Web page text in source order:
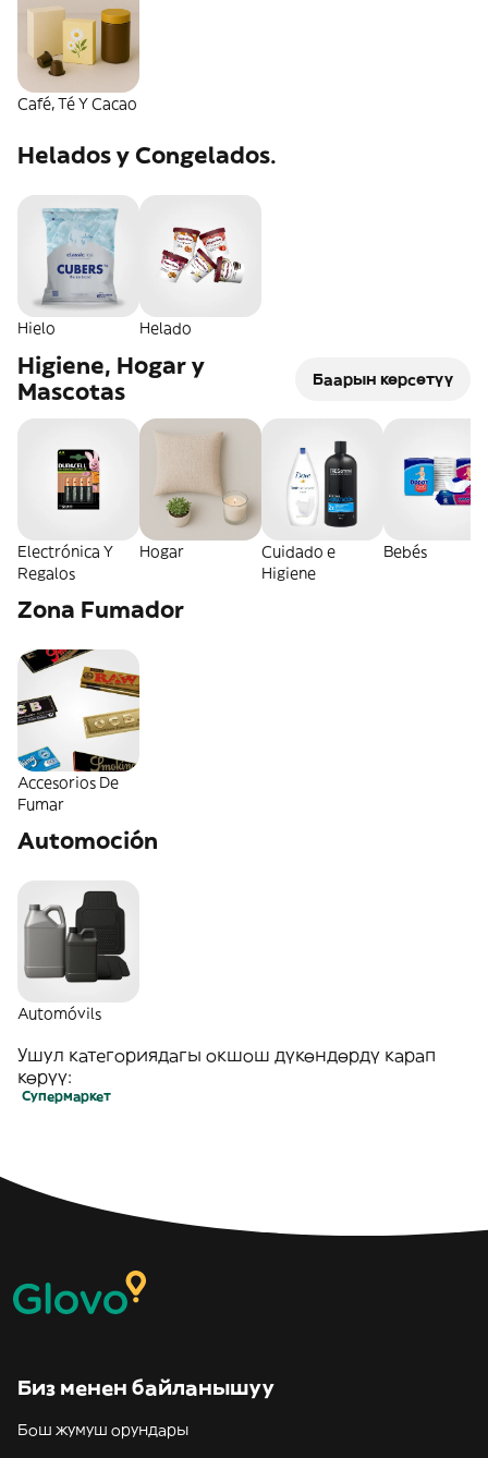
Café, Té Y Cacao
Helados y Congelados.
Hielo Helado
Higiene, Hogar y
Mascotas
Баарын көрсөтүү
Electrónica Y
Regalos
Hogar
Cuidado e
Higiene
Bebés
Zona Fumador
Accesorios De
Fumar
Automoción
Automóvils
Ушул категориядагы окшош дүкөндөрдү карап
көрүү:
Супермаркет
Биз менен байланышуу
Бош жумуш орундары